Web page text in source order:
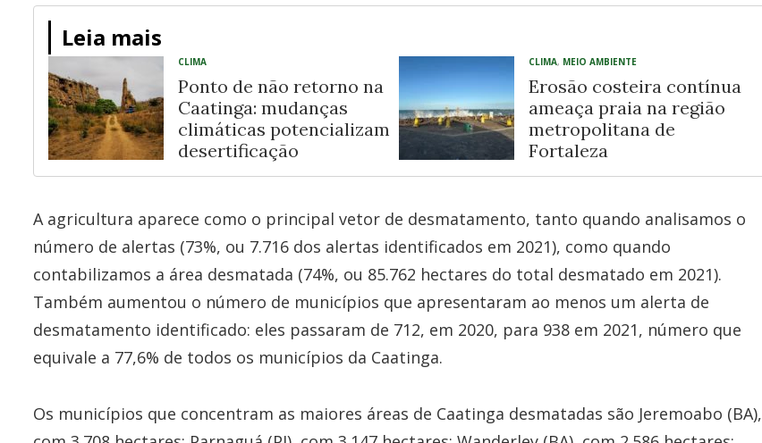
Leia mais
CLIMA
Ponto de não retorno na
Caatinga: mudanças
climáticas potencializam
desertificação
CLIMA, MEIO AMBIENTE
Erosão costeira contínua
ameaça praia na região
metropolitana de
Fortaleza
A agricultura aparece como o principal vetor de desmatamento, tanto quando analisamos o
número de alertas (73%, ou 7.716 dos alertas identificados em 2021), como quando
contabilizamos a área desmatada (74%, ou 85.762 hectares do total desmatado em 2021).
Também aumentou o número de municípios que apresentaram ao menos um alerta de
desmatamento identificado: eles passaram de 712, em 2020, para 938 em 2021, número que
equivale a 77,6% de todos os municípios da Caatinga.
Os municípios que concentram as maiores áreas de Caatinga desmatadas são Jeremoabo (BA),